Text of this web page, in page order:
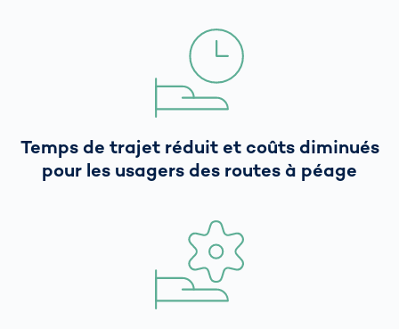
Temps de trajet réduit et coûts diminués
pour les usagers des routes à péage